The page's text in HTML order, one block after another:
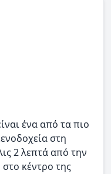
ένα από τα πιο
στη
2 λεπτά από την
κέντρο της